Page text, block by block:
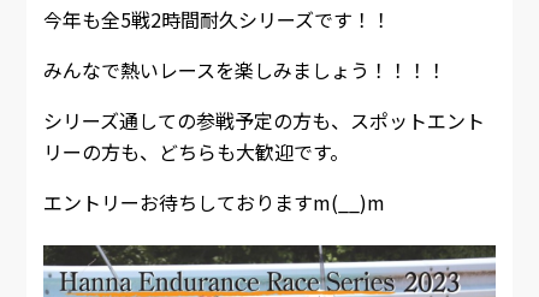
今年も全5戦2時間耐久シリーズです！！
みんなで熱いレースを楽しみましょう！！！！
シリーズ通しての参戦予定の方も、スポットエント
リーの方も、どちらも大歓迎です。
エントリーお待ちしておりますm(__)m